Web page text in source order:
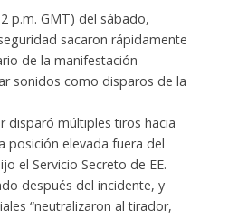
p.m. GMT) del sábado,
sacaron rápidamente
de la manifestación
sonidos como disparos de la
disparó múltiples tiros hacia
posición elevada fuera del
el Servicio Secreto de EE.
después del incidente, y
“neutralizaron al tirador,